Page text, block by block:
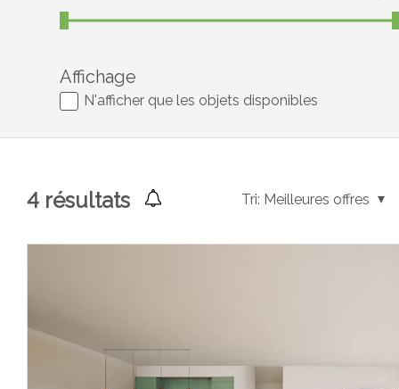
Affichage
N'afficher que les objets disponibles
4 résultats Tri: Meilleures offres